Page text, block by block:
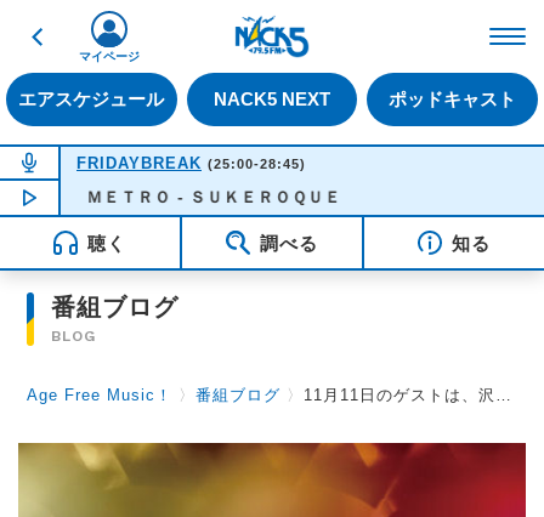
戻る
エアスケジュール NACK5 NEXT ポッドキャスト
マイページ
NOW ON AIR
FRIDAYBREAK (25:00-28:45)
NOW PLAYING 02:44
ＭＥＴＲＯ - ＳＵＫＥＲＯＱＵＥ
聴く 調べる 知る
番組ブログ
BLOG
Age Free Music！ 〉番組ブログ 〉 11月11日のゲストは、沢田知可子さんです！（電話インタビュー）